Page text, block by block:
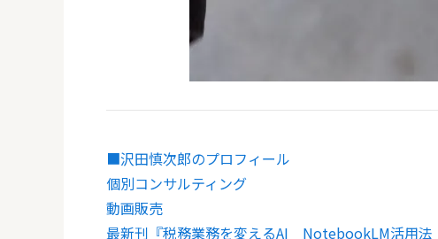
■沢田慎次郎のプロフィール
個別コンサルティング
動画販売
最新刊『税務業務を変えるAI NotebookLM活用法